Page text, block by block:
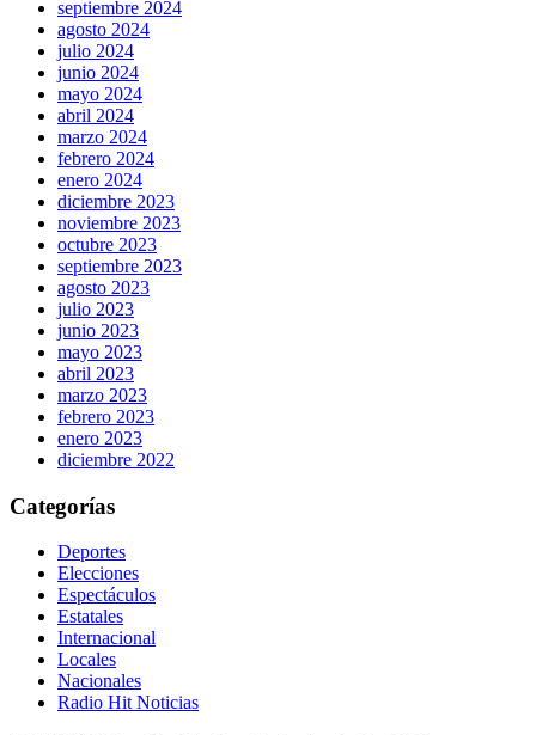
septiembre 2024
agosto 2024
julio 2024
junio 2024
mayo 2024
abril 2024
marzo 2024
febrero 2024
enero 2024
diciembre 2023
noviembre 2023
octubre 2023
septiembre 2023
agosto 2023
julio 2023
junio 2023
mayo 2023
abril 2023
marzo 2023
febrero 2023
enero 2023
diciembre 2022
Categorías
Deportes
Elecciones
Espectáculos
Estatales
Internacional
Locales
Nacionales
Radio Hit Noticias